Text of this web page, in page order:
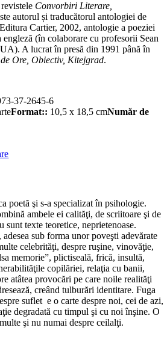
Convorbiri Literare,
autorul și traducătorul antologiei de
Cartier, 2002, antologie a poeziei
engleză (în colaborare cu profesorii Sean
A lucrat în presă din 1991 până în
Ore, Obiectiv, Kitejgrad.
37-2645-6
Format:: 10,5 x 18,5 cmNumăr de
poetă şi s-a specializat în psihologie.
ambele ei calităţi, de scriitoare şi de
sunt texte teoretice, neprietenoase.
sub forma unor poveşti adevărate
celebrităţi, despre ruşine, vinovăţie,
memorie”, plictiseală, frică, insultă,
copilăriei, relaţia cu banii,
atâtea provocări pe care noile realităţi
creând tulburări identitare. Fuga
suflet e o carte despre noi, cei de azi,
degradată cu timpul şi cu noi înşine. O
şi nu numai despre ceilalţi.